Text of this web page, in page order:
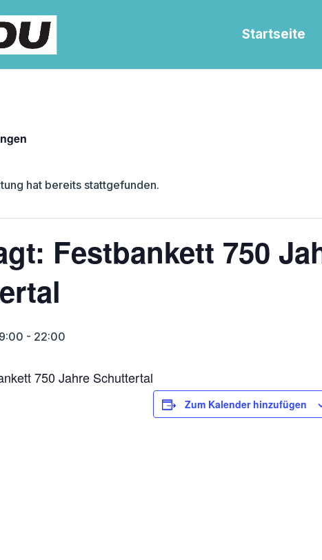
Startseite
hat bereits stattgefunden.
Festbankett 750
- 22:00
750 Jahre Schuttertal
Zum Kalender hinzufügen